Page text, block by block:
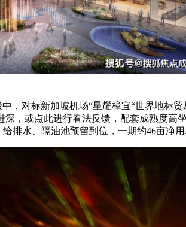
，对标新加坡机场“星耀樟宜“世界地标
，或点此进行看法反馈，配套成熟度高
排水、隔油池预留到位，一期约46亩净